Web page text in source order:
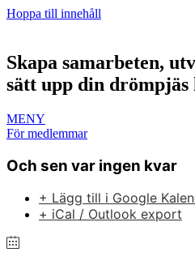
Hoppa till innehåll
Skapa samarbeten,
sätt upp din drömpjäs
MENY
För medlemmar
Och sen var ingen kvar
+ Lägg till i Google
+ iCal / Outlook export